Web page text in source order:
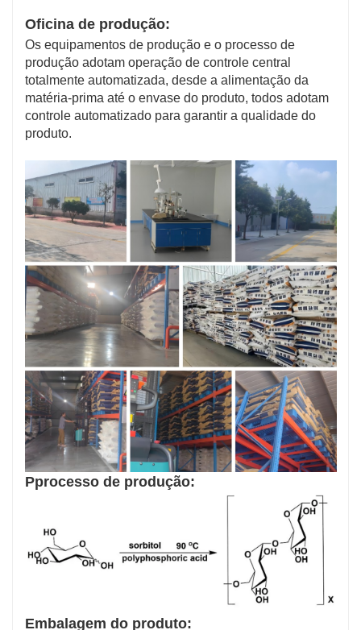
Oficina de produção:
Os equipamentos de produção e o processo de
produção adotam operação de controle central
totalmente automatizada, desde a alimentação da
matéria-prima até o envase do produto, todos adotam
controle automatizado para garantir a qualidade do
produto.
Pprocesso de produção:
Embalagem do produto: